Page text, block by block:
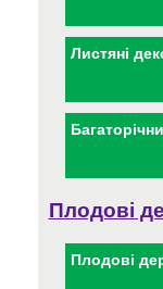
Листяні
Плодові
Плодові